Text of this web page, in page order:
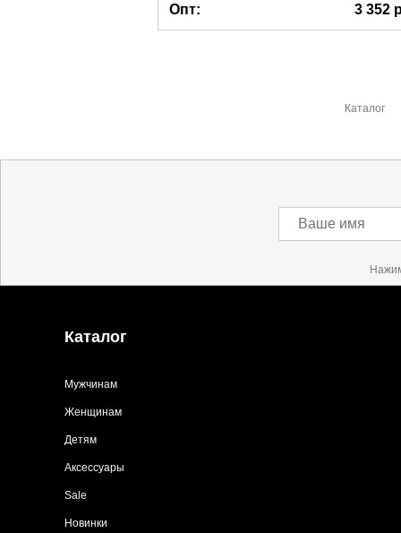
Опт:
3 352
Каталог
Ваше имя
Каталог
Мужчинам
Женщинам
Детям
Аксессуары
Sale
Новинки